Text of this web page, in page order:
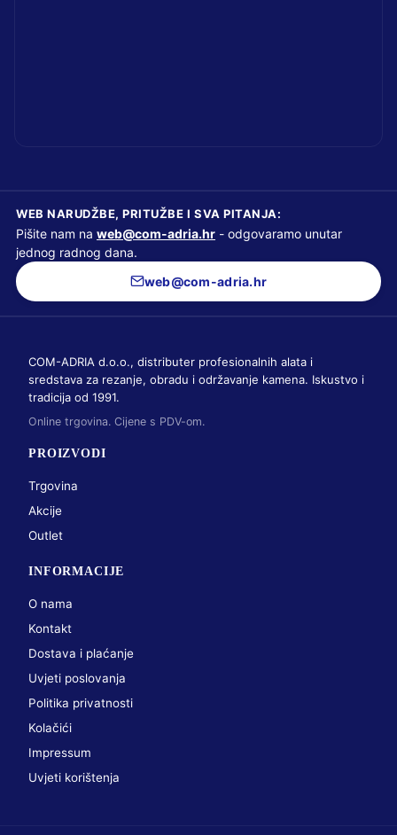
WEB NARUDŽBE, PRITUŽBE I SVA PITANJA:
Pišite nam na web@com-adria.hr - odgovaramo unutar
jednog radnog dana.
web@com-adria.hr
COM-ADRIA d.o.o., distributer profesionalnih alata i
sredstava za rezanje, obradu i održavanje kamena. Iskustvo i
tradicija od 1991.
Online trgovina. Cijene s PDV-om.
PROIZVODI
Trgovina
Akcije
Outlet
INFORMACIJE
O nama
Kontakt
Dostava i plaćanje
Uvjeti poslovanja
Politika privatnosti
Kolačići
Impressum
Uvjeti korištenja